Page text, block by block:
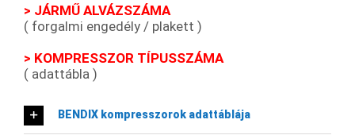
> JÁRMŰ ALVÁZSZÁMA
( forgalmi engedély / plakett )
> KOMPRESSZOR TÍPUSSZÁMA
( adattábla )
BENDIX kompresszorok adattáblája